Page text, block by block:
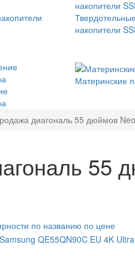
накопители
Материнские
диагональ 55 дюймов
55
по названию по цене